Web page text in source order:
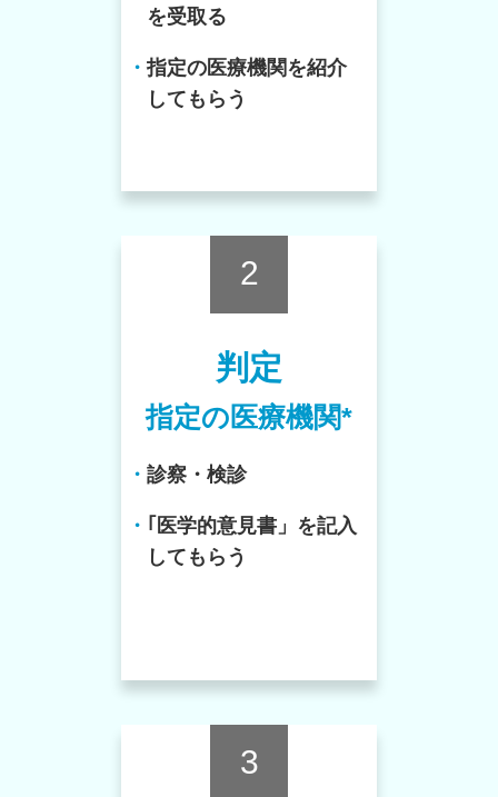
を受取る
・指定の医療機関を紹介
してもらう
2
判定
指定の医療機関*
・ 診察・検診
・ ｢医学的意見書」を記入
してもらう
3